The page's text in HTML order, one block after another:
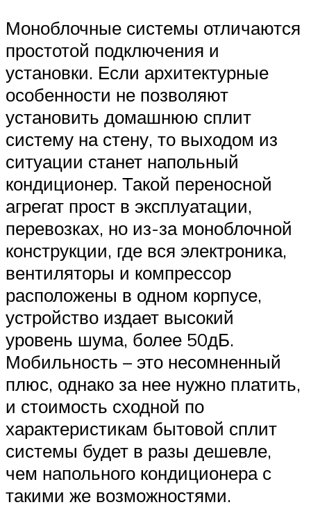
Моноблочные системы отличаются
простотой подключения и
установки. Если архитектурные
особенности не позволяют
установить домашнюю сплит
систему на стену, то выходом из
ситуации станет напольный
кондиционер. Такой переносной
агрегат прост в эксплуатации,
перевозках, но из-за моноблочной
конструкции, где вся электроника,
вентиляторы и компрессор
расположены в одном корпусе,
устройство издает высокий
уровень шума, более 50дБ.
Мобильность – это несомненный
плюс, однако за нее нужно платить,
и стоимость сходной по
характеристикам бытовой сплит
системы будет в разы дешевле,
чем напольного кондиционера с
такими же возможностями.